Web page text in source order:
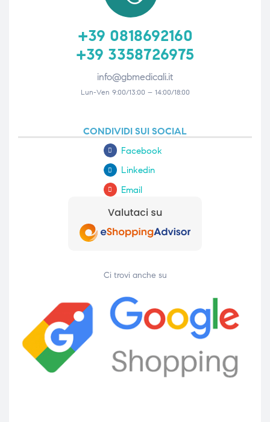
+39 0818692160
+39 3358726975
info@gbmedicali.it
Lun-Ven 9:00/13:00 – 14:00/18:00
CONDIVIDI SUI SOCIAL
Facebook
Linkedin
Email
Ci trovi anche su